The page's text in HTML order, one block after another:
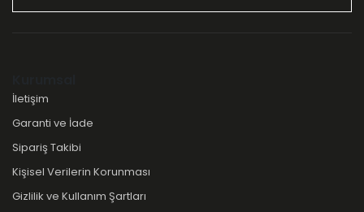
İletişim
Garanti ve İade
Sipariş Takibi
Kişisel Verilerin Korunması
Gizlilik ve Kullanım Şartları